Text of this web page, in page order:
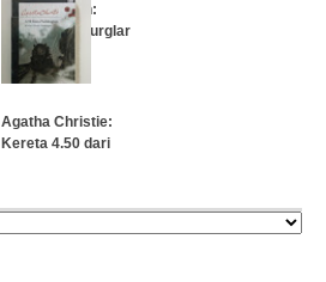
Arsene Lupin:
Gentleman Burglar
Agatha Christie:
Kereta 4.50 dari
…